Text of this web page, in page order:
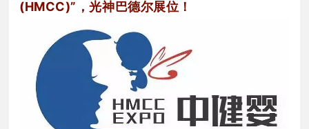
(HMCC)”，光神巴德尔展位！